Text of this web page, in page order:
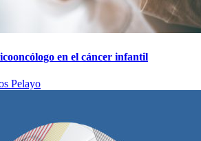
en el cáncer infantil
Pelayo